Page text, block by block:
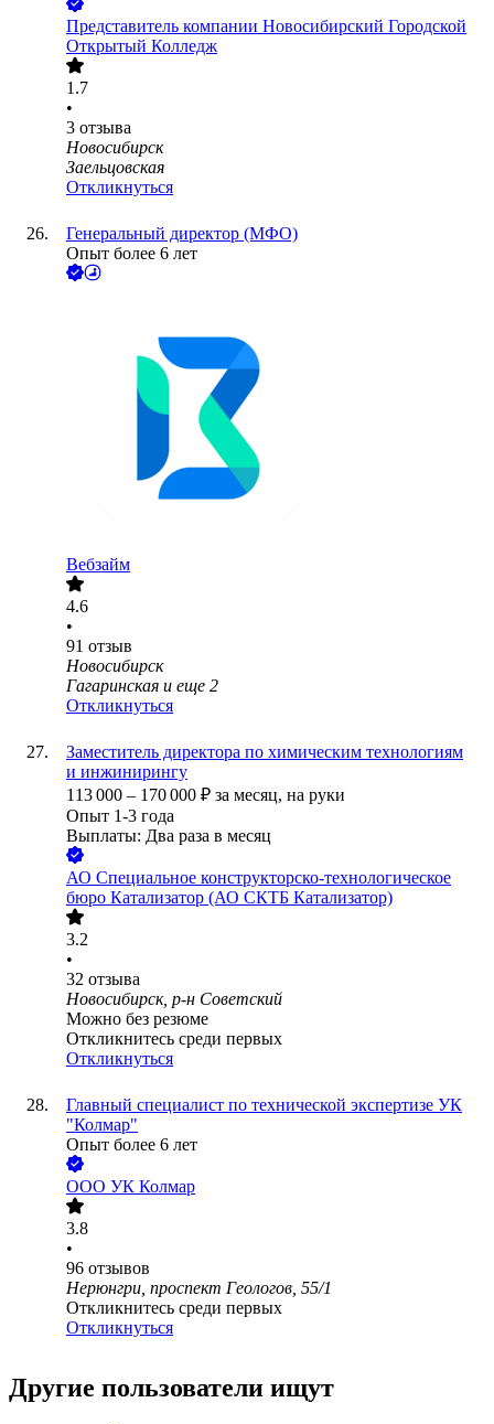
Представитель компании Новосибирский Городской
Открытый Колледж
1.7
•
3 отзыва
Новосибирск
Заельцовская
Откликнуться
Генеральный директор (МФО)
Опыт более 6 лет
Вебзайм
4.6
•
91 отзыв
Новосибирск
Гагаринская и еще 2
Откликнуться
Заместитель директора по химическим технологиям
и инжинирингу
113 000 – 170 000 ₽ за месяц, на руки
Опыт 1-3 года
Выплаты: Два раза в месяц
АО Специальное конструкторско-технологическое
бюро Катализатор (АО СКТБ Катализатор)
3.2
•
32 отзыва
Новосибирск, р-н Советский
Можно без резюме
Откликнитесь среди первых
Откликнуться
Главный специалист по технической экспертизе УК
"Колмар"
Опыт более 6 лет
ООО УК Колмар
3.8
•
96 отзывов
Нерюнгри, проспект Геологов, 55/1
Откликнитесь среди первых
Откликнуться
Другие пользователи ищут